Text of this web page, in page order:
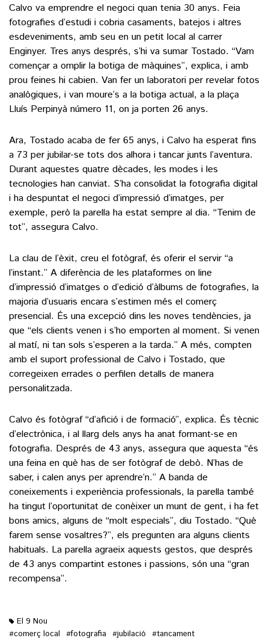
VEURE TOTES
CULTURA POPULAR
CALAIX
VEURE TOTES
FOTOGALERIES
9MAGAZÍN
AGENDA
BLOGOSFERA
Calvo va emprendre el negoci quan tenia 30 anys. Feia
fotografies d’estudi i cobria casaments, batejos i altres
esdeveniments, amb seu en un petit local al carrer
Enginyer. Tres anys després, s’hi va sumar Tostado. “Vam
començar a omplir la botiga de màquines”, explica, i amb
prou feines hi cabien. Van fer un laboratori per revelar fotos
analògiques, i van moure’s a la botiga actual, a la plaça
Lluís Perpinyà número 11, on ja porten 26 anys.
Ara, Tostado acaba de fer 65 anys, i Calvo ha esperat fins
a 73 per jubilar-se tots dos alhora i tancar junts l’aventura.
Durant aquestes quatre dècades, les modes i les
tecnologies han canviat. S’ha consolidat la fotografia digital
i ha despuntat el negoci d’impressió d’imatges, per
exemple, però la parella ha estat sempre al dia. “Tenim de
tot”, assegura Calvo.
La clau de l’èxit, creu el fotògraf, és oferir el servir “a
l’instant.” A diferència de les plataformes on line
d’impressió d’imatges o d’edició d’àlbums de fotografies, la
majoria d’usuaris encara s’estimen més el comerç
presencial. És una excepció dins les noves tendències, ja
que “els clients venen i s’ho emporten al moment. Si venen
al matí, ni tan sols s’esperen a la tarda.” A més, compten
amb el suport professional de Calvo i Tostado, que
corregeixen errades o perfilen detalls de manera
personalitzada.
Calvo és fotògraf “d’afició i de formació”, explica. És tècnic
d’electrònica, i al llarg dels anys ha anat formant-se en
fotografia. Després de 43 anys, assegura que aquesta “és
una feina en què has de ser fotògraf de debò. N’has de
saber, i calen anys per aprendre’n.” A banda de
coneixements i experiència professionals, la parella també
ha tingut l’oportunitat de conèixer un munt de gent, i ha fet
bons amics, alguns de “molt especials”, diu Tostado. “Què
farem sense vosaltres?”, els pregunten ara alguns clients
habituals. La parella agraeix aquests gestos, que després
de 43 anys compartint estones i passions, són una “gran
recompensa”.
El 9 Nou
#comerç local #fotografia #jubilació #tancament